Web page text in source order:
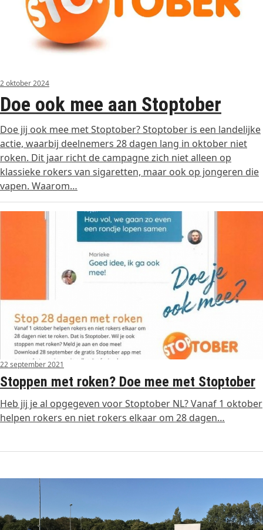
2 oktober 2024
Doe ook mee aan Stoptober
Doe jij ook mee met Stoptober? Stoptober is een landelijke
actie, waarbij deelnemers 28 dagen lang in oktober niet
roken. Dit jaar richt de campagne zich niet alleen op
klassieke rokers van sigaretten, maar ook op jongeren die
vapen. Waarom…
22 september 2021
Stoppen met roken? Doe mee met Stoptober
Heb jij je al opgegeven voor Stoptober NL? Vanaf 1 oktober
helpen rokers en niet rokers elkaar om 28 dagen…